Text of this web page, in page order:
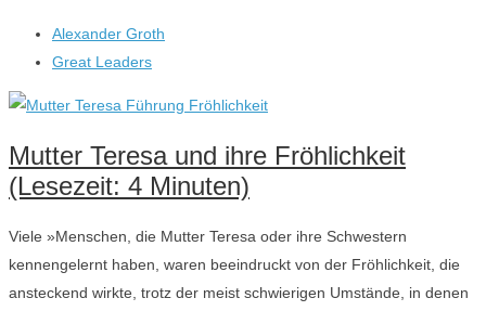
Alexander Groth
Great Leaders
Mutter Teresa und ihre Fröhlichkeit
(Lesezeit: 4 Minuten)
Viele »Menschen, die Mutter Teresa oder ihre Schwestern
kennengelernt haben, waren beeindruckt von der Fröhlichkeit, die
ansteckend wirkte, trotz der meist schwierigen Umstände, in denen